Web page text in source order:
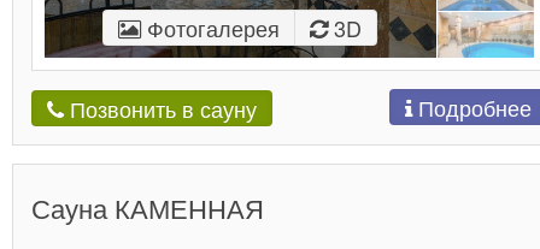
Фотогалерея 3D
Позвонить в сауну Подробнее
Сауна КАМЕННАЯ